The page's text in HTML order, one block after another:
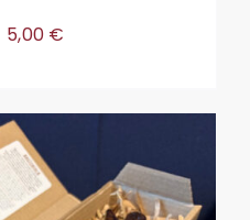
5,00 €